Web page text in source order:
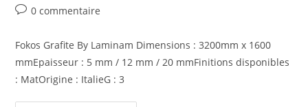
0 commentaire
Fokos Grafite By Laminam Dimensions : 3200mm x 1600
mmEpaisseur : 5 mm / 12 mm / 20 mmFinitions disponibles
: MatOrigine : ItalieG : 3